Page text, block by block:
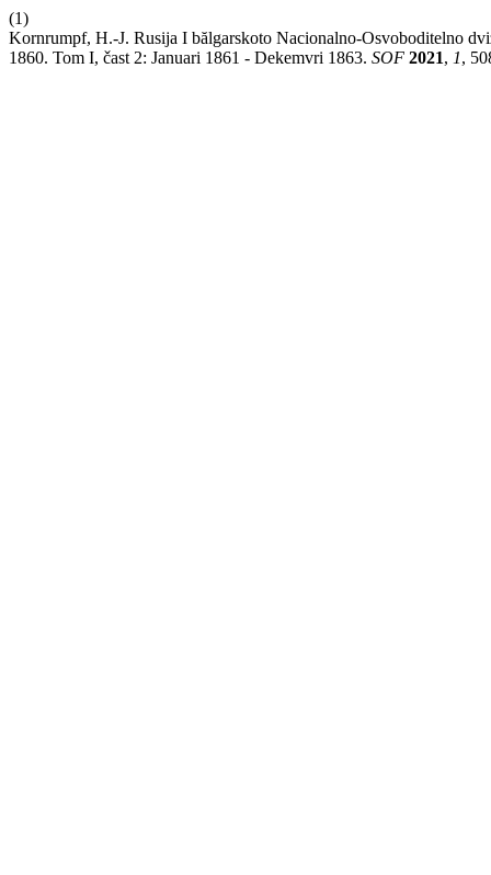
(1)
Kornrumpf, H.-J. Rusija I bălgarskoto Nacionalno-Osvoboditelno
1860. Tom I, čast 2: Januari 1861 - Dekemvri 1863. SOF 2021, 1,